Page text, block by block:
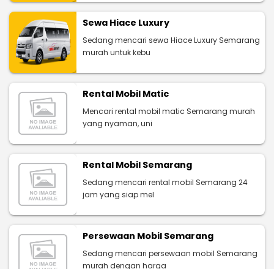
Sewa Hiace Luxury
Sedang mencari sewa Hiace Luxury Semarang
murah untuk kebu
Rental Mobil Matic
Mencari rental mobil matic Semarang murah
yang nyaman, uni
Rental Mobil Semarang
Sedang mencari rental mobil Semarang 24
jam yang siap mel
Persewaan Mobil Semarang
Sedang mencari persewaan mobil Semarang
murah dengan harga